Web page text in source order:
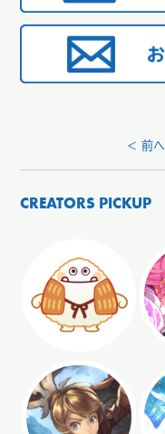
< 前へ
CREATORS PICKUP